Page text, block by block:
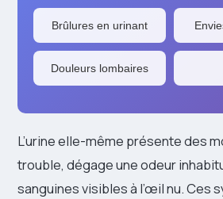
Brûlures en urinant
Douleurs lombaires
L’urine elle-même présente des
trouble, dégage une odeur
sanguines visibles à l’œil nu.